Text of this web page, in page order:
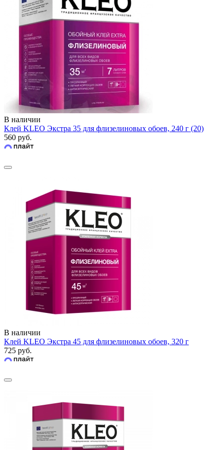
В наличии
Клей KLEO Экстра 35 для флизелиновых обоев, 240 г (20)
560 руб.
В наличии
Клей KLEO Экстра 45 для флизелиновых обоев, 320 г
725 руб.